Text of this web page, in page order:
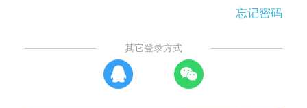
忘记密码
其它登录方式